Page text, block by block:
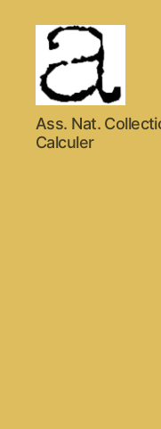
ANCMECA
Ass. Nat.
Calculer